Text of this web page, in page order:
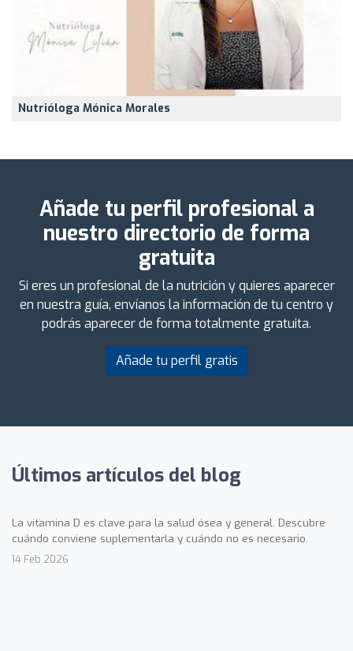
Nutrióloga Mónica Morales
Añade tu perfil profesional a
nuestro directorio de forma
gratuita
Si eres un profesional de la nutrición y quieres aparecer
en nuestra guía, envíanos la información de tu centro y
podrás aparecer de forma totalmente gratuita.
Añade tu perfil gratis
Últimos artículos del blog
La vitamina D es clave para la salud ósea y general. Descubre
cuándo conviene suplementarla y cuándo no es necesario.
14 Feb 2026